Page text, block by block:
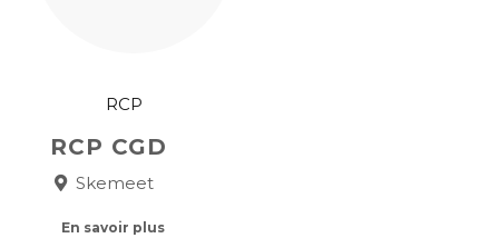
RCP
RCP CGD
Skemeet
En savoir plus